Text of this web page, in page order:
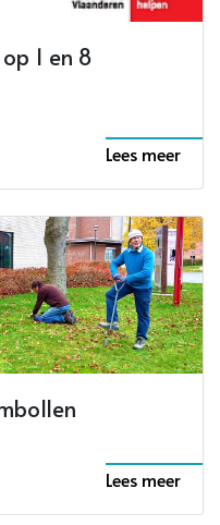
1 en 8
Lees meer
Lees meer